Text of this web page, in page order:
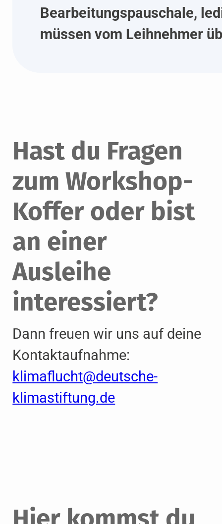
Bearbeitungspauschale,
müssen vom Leihnehmer
Hast du Fragen
zum Workshop-
Koffer oder bist
an einer
Ausleihe
interessiert?
Dann freuen wir uns auf deine
Kontaktaufnahme:
klimaflucht@deutsche-
klimastiftung.de